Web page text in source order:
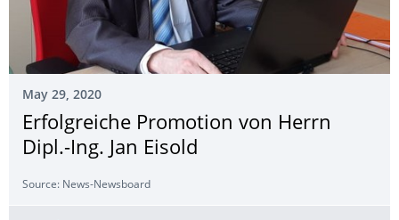
May 29, 2020
Erfolgreiche Promotion von Herrn
Dipl.-Ing. Jan Eisold
Source: News-Newsboard